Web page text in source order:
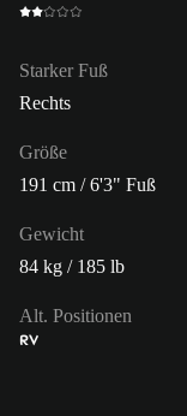
Starker Fuß
Rechts
Größe
191 cm / 6'3" Fuß
Gewicht
84 kg / 185 lb
Alt. Positionen
RV